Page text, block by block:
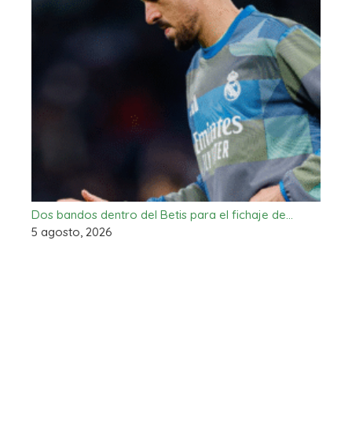
Dos bandos dentro del Betis para el fichaje de…
5 agosto, 2026